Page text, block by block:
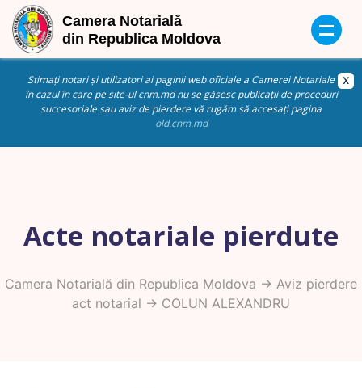
Stimați notari și utilizatori ai paginii web oficiale a Camerei Notariale
în cazul în care pe site-ul cnm.md nu se găsesc publicații de proceduri
succesoriale sau aviz de pierdere vă rugăm să accesați pagina
old.cnm.md
Acte notariale pierdute
Camera Notarială din Republica Moldova -> Aviz pierdere
act notarial -> COLUN ALEXANDRU